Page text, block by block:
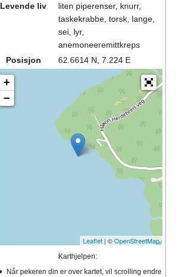
Levende liv
liten piperenser, knurr,
taskekrabbe, torsk, lange,
sei, lyr,
anemoneeremittkreps
Posisjon
62.6614 N, 7.224 E
+
−
Leaflet | ©OpenStreetMap
Karthjelpen:
Når pekeren din er over kartet, vil scrolling endre